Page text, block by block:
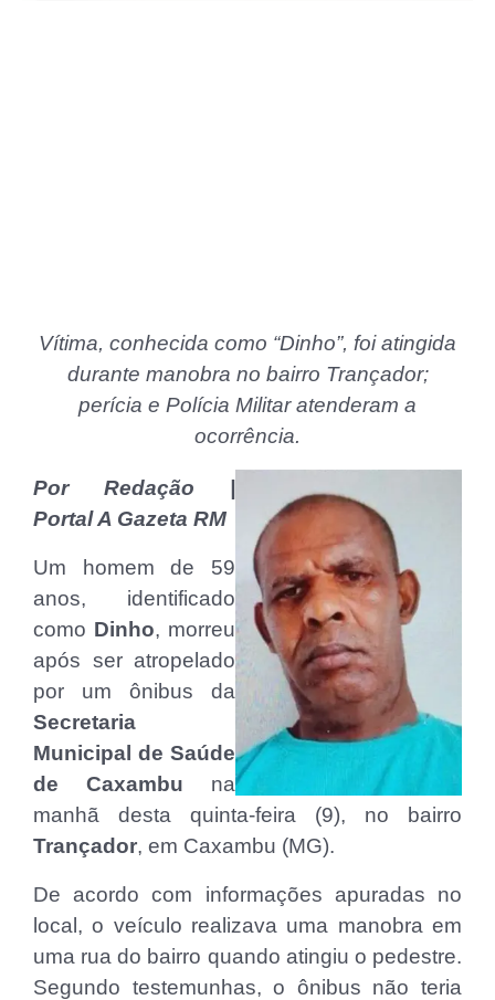
Vítima, conhecida como “Dinho”, foi atingida
durante manobra no bairro Trançador;
perícia e Polícia Militar atenderam a
ocorrência.
Por Redação |
Portal A Gazeta RM
Um homem de 59
anos, identificado
como Dinho, morreu
após ser atropelado
por um ônibus da
Secretaria
Municipal de Saúde
de Caxambu na
manhã desta quinta-feira (9), no bairro
Trançador, em Caxambu (MG).
De acordo com informações apuradas no
local, o veículo realizava uma manobra em
uma rua do bairro quando atingiu o pedestre.
Segundo testemunhas, o ônibus não teria